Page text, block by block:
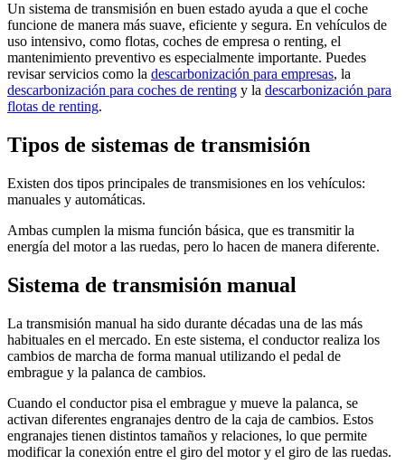
Un sistema de transmisión en buen estado ayuda a que el coche
funcione de manera más suave, eficiente y segura. En vehículos de
uso intensivo, como flotas, coches de empresa o renting, el
mantenimiento preventivo es especialmente importante. Puedes
revisar servicios como la descarbonización para empresas, la
descarbonización para coches de renting y la descarbonización para
flotas de renting.
Tipos de sistemas de transmisión
Existen dos tipos principales de transmisiones en los vehículos:
manuales y automáticas.
Ambas cumplen la misma función básica, que es transmitir la
energía del motor a las ruedas, pero lo hacen de manera diferente.
Sistema de transmisión manual
La transmisión manual ha sido durante décadas una de las más
habituales en el mercado. En este sistema, el conductor realiza los
cambios de marcha de forma manual utilizando el pedal de
embrague y la palanca de cambios.
Cuando el conductor pisa el embrague y mueve la palanca, se
activan diferentes engranajes dentro de la caja de cambios. Estos
engranajes tienen distintos tamaños y relaciones, lo que permite
modificar la conexión entre el giro del motor y el giro de las ruedas.